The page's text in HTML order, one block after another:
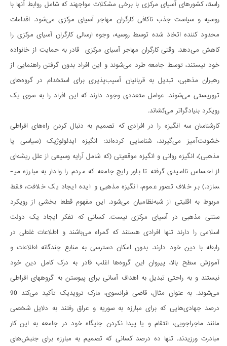
راستا، کشورهای آسیای مرکزی با برخی مشکلات مواجهند که شامل روابط آن­ها با
روسیه و سیاست جذب ناکافی کارگران مهاجر آسیای مرکزی می­شود. اقدامات
محدود کننده اتخاذ شده توسط روسیه، وجوه ارسالی کارگران آسیای مرکزی را
کاهش می­دهد. وقتی کارگران مهاجر آسیای مرکزی قادر به حمایت از خانواده
خود نیستند، توسط جامعه طرد می­شوند و این افراد بدون گرفتن راهنمایی از
رهبران مذهبی، تبدیل به قربانیان آسیب­پذیری برای استخدام در گروه­های
تروریستی می­شوند. عوامل متعددی وجود دارند که این افراد را به سوی یک
رویکرد بنیادگراتر می­کشاند.
کارشناسان سه انگیزه را در افرادی که تصمیم به دنبال کردن را­ه­های افراطی
خشونت­آمیز می­گیرند، شناسایی کرده­اند: انگیزه ایدئولوژیک (سیاسی یا
مذهبی)، انگیزه روانی و انگیزه موقعیتی (که شامل آرایه وسیعی از علل ریشه­ای
از احساس ناامیدی گرفته تا باور رایج جامعه که مردم را وادار به مبارزه می­
سازد.) بر خلاف تصور عموم، انگیزه مذهبی و ایده ایجاد یک خلافت، فقط
مربوط به اقلیتی از شبه­نظامیان می­شود. این مفهوم قطعا بخشی از رویکرد
سنتی مذهبی در آسیای مرکزی نیست. کسانی که تفکر ایجاد یک دولت
اسلامی را دارند تنها افرادی هستند که گمراه می­باشند و اطلاعات غلطی در
رابطه با دین خود دارند. بدون امکان دسترسی به منابع چندگانه اطلاعات و
آموزش سطح بالا، پیروان این گروه­ها اغلب قادر به درک کامل دین خود
نیستند و به راحتی تبدیل به اهداف آسانی برای پیوستن به گروه­های افراطی
می­شوند. به عنوان مثال، قاضی فرانسوی، مارک ترویدیک تأکید میکند 90
درصد جهادی­هایی که برای مبارزه به سوریه و عراق رفتند به دلایل شخصی
مانند ماجراجویی، انتقام و یا پیدا نکردن جایگاه خود در جامعه به این کار
مبادرت ورزیدند. تنها ده درصد کسانی که تصمیم به مبارزه برای جنبش­های